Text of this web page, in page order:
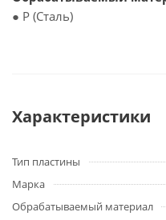
● P (Сталь)
Характеристики
Тип пластины
Марка
Обрабатываемый материал